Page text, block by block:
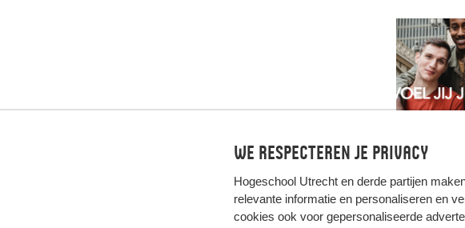
We respecteren je privacy
Hogeschool Utrecht en derde partijen
relevante informatie en personaliseren en
cookies ook voor gepersonaliseerde